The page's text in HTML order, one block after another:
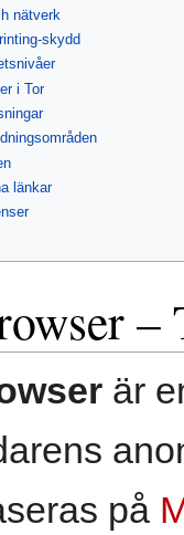
nätverk
skydd
i Tor
länkar
–
är
på